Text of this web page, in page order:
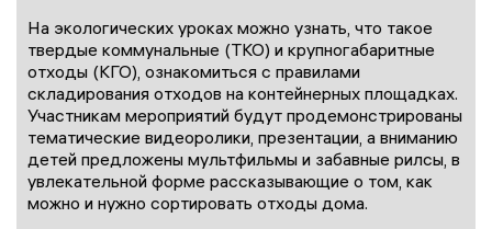
На экологических уроках можно узнать, что такое
твердые коммунальные (ТКО) и крупногабаритные
отходы (КГО), ознакомиться с правилами
складирования отходов на контейнерных площадках.
Участникам мероприятий будут продемонстрированы
тематические видеоролики, презентации, а вниманию
детей предложены мультфильмы и забавные рилсы, в
увлекательной форме рассказывающие о том, как
можно и нужно сортировать отходы дома.